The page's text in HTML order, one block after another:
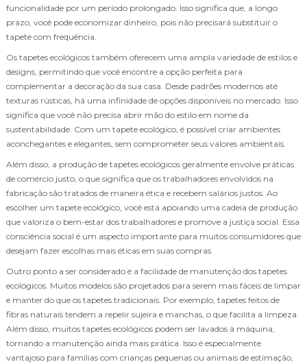
funcionalidade por um período prolongado. Isso significa que, a longo
prazo, você pode economizar dinheiro, pois não precisará substituir o
tapete com frequência.
Os tapetes ecológicos também oferecem uma ampla variedade de estilos e
designs, permitindo que você encontre a opção perfeita para
complementar a decoração da sua casa. Desde padrões modernos até
texturas rústicas, há uma infinidade de opções disponíveis no mercado. Isso
significa que você não precisa abrir mão do estilo em nome da
sustentabilidade. Com um tapete ecológico, é possível criar ambientes
aconchegantes e elegantes, sem comprometer seus valores ambientais.
Além disso, a produção de tapetes ecológicos geralmente envolve práticas
de comércio justo, o que significa que os trabalhadores envolvidos na
fabricação são tratados de maneira ética e recebem salários justos. Ao
escolher um tapete ecológico, você está apoiando uma cadeia de produção
que valoriza o bem-estar dos trabalhadores e promove a justiça social. Essa
consciência social é um aspecto importante para muitos consumidores que
desejam fazer escolhas mais éticas em suas compras.
Outro ponto a ser considerado é a facilidade de manutenção dos tapetes
ecológicos. Muitos modelos são projetados para serem mais fáceis de limpar
e manter do que os tapetes tradicionais. Por exemplo, tapetes feitos de
fibras naturais tendem a repelir sujeira e manchas, o que facilita a limpeza.
Além disso, muitos tapetes ecológicos podem ser lavados à máquina,
tornando a manutenção ainda mais prática. Isso é especialmente
vantajoso para famílias com crianças pequenas ou animais de estimação,